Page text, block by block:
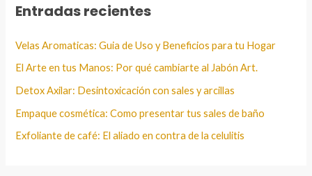
r
Entradas recientes
Velas Aromaticas: Guia de Uso y Beneficios para tu Hogar
El Arte en tus Manos: Por qué cambiarte al Jabón Art.
Detox Axilar: Desintoxicación con sales y arcillas
Empaque cosmética: Como presentar tus sales de baño
Exfoliante de café: El aliado en contra de la celulitis